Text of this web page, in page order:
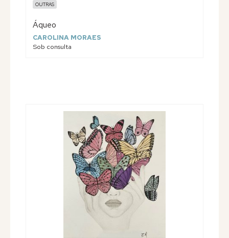
OUTRAS
Áqueo
CAROLINA MORAES
Sob consulta